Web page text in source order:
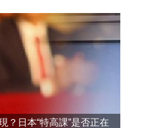
？日本“特高課”是否正在